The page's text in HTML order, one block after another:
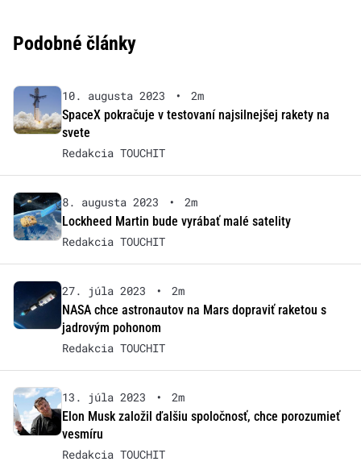
Podobné články
10. augusta 2023 •
2m
SpaceX pokračuje v testovaní najsilnejšej rakety na
svete
Redakcia TOUCHIT
8. augusta 2023 •
2m
Lockheed Martin bude vyrábať malé satelity
Redakcia TOUCHIT
27. júla 2023 •
2m
NASA chce astronautov na Mars dopraviť raketou s
jadrovým pohonom
Redakcia TOUCHIT
13. júla 2023 •
2m
Elon Musk založil ďalšiu spoločnosť, chce porozumieť
vesmíru
Redakcia TOUCHIT